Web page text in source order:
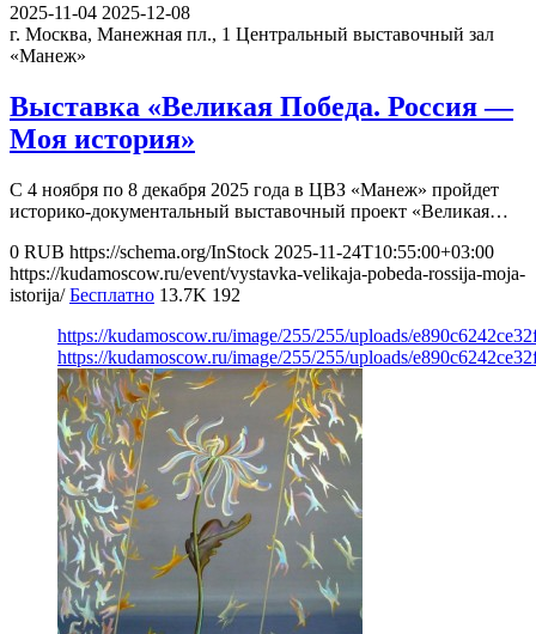
2025-11-04 2025-12-08
г. Москва, Манежная пл., 1 Центральный выставочный зал
«Манеж»
Выставка «Великая Победа. Россия —
Моя история»
С 4 ноября по 8 декабря 2025 года в ЦВЗ «Манеж» пройдет
историко-документальный выставочный проект «Великая…
0 RUB https://schema.org/InStock 2025-11-24T10:55:00+03:00
https://kudamoscow.ru/event/vystavka-velikaja-pobeda-rossija-moja-
istorija/ Бесплатно 13.7K 192
https://kudamoscow.ru/image/255/255/uploads/
https://kudamoscow.ru/image/255/255/uploads/